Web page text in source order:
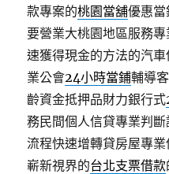
款專案的桃園當舖優惠
要營業大桃園地區服務
速獲得現金的方法的汽
業公會24小時當鋪輔導
齡資金抵押品財力銀行式
務民間個人信貸專業判
流程快速增轉貸房屋專
嶄新視界的台北支票借款